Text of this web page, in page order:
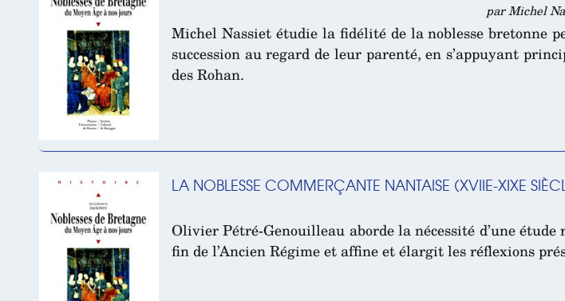
par Michel
Michel Nassiet étudie la fidélité de la noblesse bretonne
succession au regard de leur parenté, en s’appuyant
des Rohan.
LA NOBLESSE COMMERÇANTE NANTAISE (XVIIE-XIXE
Olivier Pétré-Genouilleau aborde la nécessité d’une
fin de l’Ancien Régime et affine et élargit les réflexions